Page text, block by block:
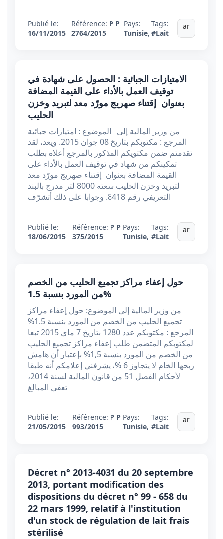
Publié le:
16/11/2015
Référence: P P
2764/2015
Pays:
Tunisie,
Tags:
#Lait
ar
الامتيازات الجبائية : الحصول على شهادة في
توقيف العمل بالأداء على القيمة المضافة
بعنوان إقتناء صهريج مورّد معد لتبريد وخزن
الحليب
من وزير المالية إلى الموضوع : امتيازات جبائية
المرجع : مكتوبكم بتاريخ 08 جوان 2015. ويعد، لقد
تقدمتم ضمن مكتويكم المذكور بالمرجع أعلاه بطلب
تمكينكم من شهاد في توقيف العمل بالأداء على
القيمة المضافة بعنوان إقتناء صهريج مورّد معد
لتبريد وخزن الحليب سعته 8000 لتر مدرج بالبند
التعريفي رقم 8418. وجوابا على ذلك أتشرّف
Publié le:
18/06/2015
Référence: P P
375/2015
Pays:
Tunisie,
Tags:
#Lait
ar
حول إعفاء مراكز تجميع الحليب من الخصم
من المورد بنسبة 1.5%
من وزير المالية إلى الموضوع: حول إعفاء مراكز
تجميع الحليب من الخصم من المورد بنسبة 1.5%
المرجع : مكتوبكم عدد 1280 بتاريخ 7 ماي 2015 تبعا
لمكتوبكم المتضمن طلب إعفاء مراكز تجميع الحليب
من الخصم من المورد بنسبة 1,5% بإعتبار أن هامش
ربحها الخام لا يتجاوز 6 %، يشرفني إعلامكم أنه طبقا
لأحكام الفصل 51 من قانون المالية لسنة 2014،
تعفى المبالغ
Publié le:
21/05/2015
Référence: P P
993/2015
Pays:
Tunisie,
Tags:
#Lait
ar
Décret n° 2013-4031 du 20 septembre
2013, portant modification des
dispositions du décret n° 99 - 658 du
22 mars 1999, relatif à l'institution
d'un stock de régulation de lait frais
stérilisé